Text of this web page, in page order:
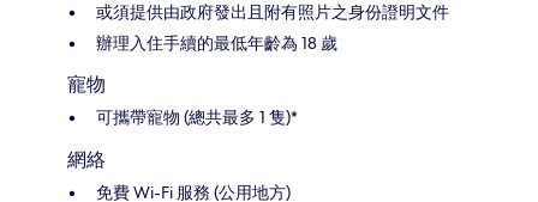
或須提供由政府發出且附有照片之身份證明文件
辦理入住手續的最低年齡為 18 歲
寵物
可攜帶寵物 (總共最多 1 隻)*
網絡
免費 Wi-Fi 服務 (公用地方)